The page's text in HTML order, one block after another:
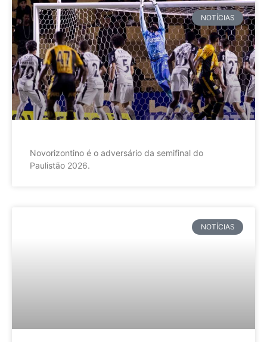
NOTÍCIAS
Novorizontino é o adversário da semifinal do
Paulistão 2026.
NOTÍCIAS